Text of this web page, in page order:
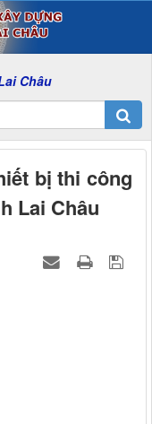
bị thi công
Lai Châu